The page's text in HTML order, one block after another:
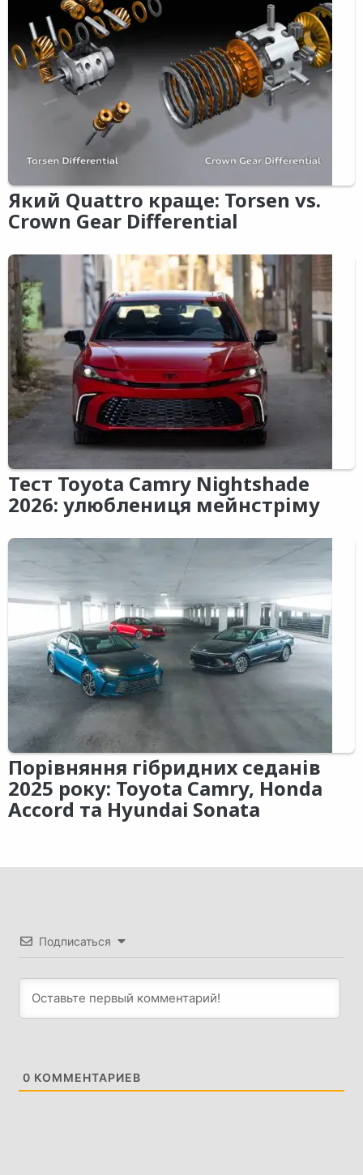
Який Quattro краще: Torsen vs.
Crown Gear Differential
Тест Toyota Camry Nightshade
2026: улюблениця мейнстріму
Порівняння гібридних седанів
2025 року: Toyota Camry, Honda
Accord та Hyundai Sonata
Подписаться
0 КОММЕНТАРИЕВ